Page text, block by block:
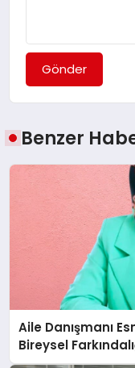
Gönder
Benzer
Aile Danışmanı
Bireysel
Anlatıyor